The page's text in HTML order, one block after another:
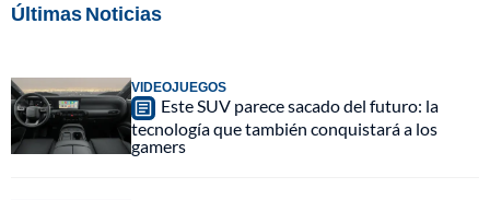
Últimas Noticias
VIDEOJUEGOS
Este SUV parece sacado del futuro: la
tecnología que también conquistará a los
gamers